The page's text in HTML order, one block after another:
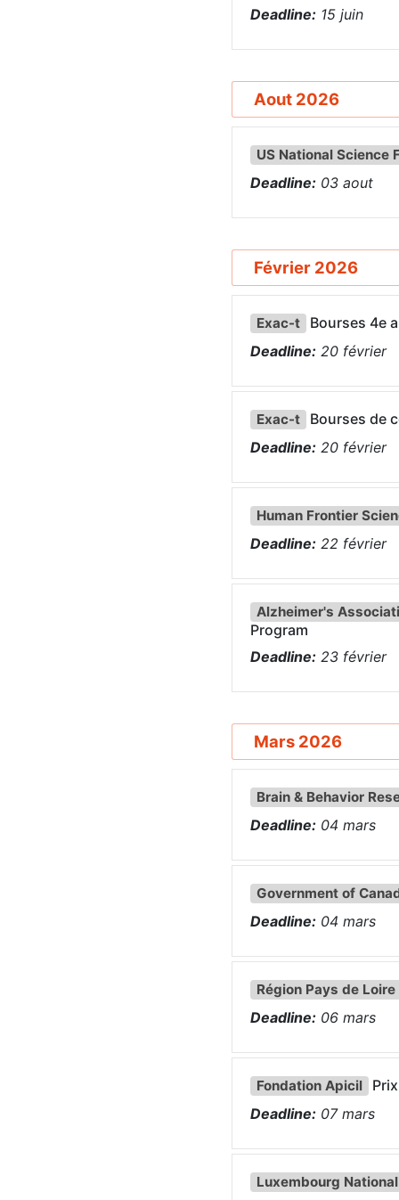
Deadline: 15 juin
Aout 2026
US National Science
Deadline: 03 aout
Février 2026
Exac-t
Bourses 4e
Deadline: 20 février
Exac-t
Bourses de
Deadline: 20 février
Human Frontier
Deadline: 22 février
Alzheimer's
Program
Deadline: 23 février
Mars 2026
Brain & Behavior
Deadline: 04 mars
Government of
Deadline: 04 mars
Région Pays de Loire
Deadline: 06 mars
Fondation Apicil
Deadline: 07 mars
Luxembourg